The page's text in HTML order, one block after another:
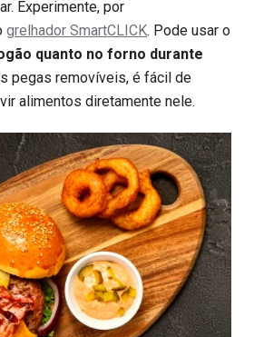
Experimente, por
grelhador SmartCLICK. Pode usar o
quanto no forno durante
pegas removíveis, é fácil de
alimentos diretamente nele.